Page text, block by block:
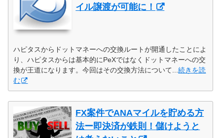
イル譲渡が可能に！
ハピタスからドットマネーへの交換ルートが開通したことによ
り、ハピタスからは基本的にPeXではなくドットマネーへの交
換が王道になります。今回はその交換方法について...続きを読
む
FX案件でANAマイルを貯める方
法ー即決済が鉄則！儲けようと